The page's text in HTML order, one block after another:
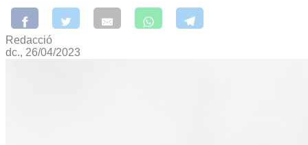
Redacció
dc., 26/04/2023